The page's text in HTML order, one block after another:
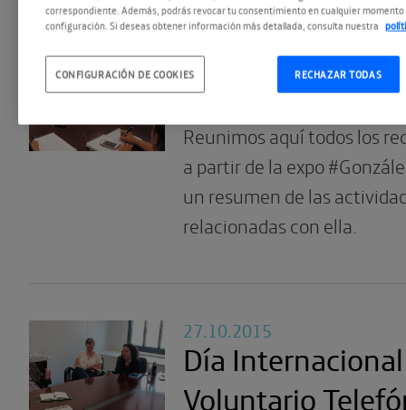
06.11.2015
Lo que nos
Constelaciones
Reunimos aquí todos los
a partir de la expo
un resumen de las
relacionadas con ella.
27.10.2015
Día
Voluntario
correspondiente. Además, podrás revocar tu consentimiento en cualquier momento
configuración. Si deseas obtener información más detallada, consulta nuestra
RECHAZAR TODAS
CONFIGURACIÓN DE COOKIES